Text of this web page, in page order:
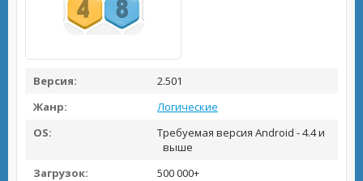
Версия:
2.501
Жанр:
Логические
OS:
Требуемая версия Android - 4.4 и
выше
Загрузок:
500 000+